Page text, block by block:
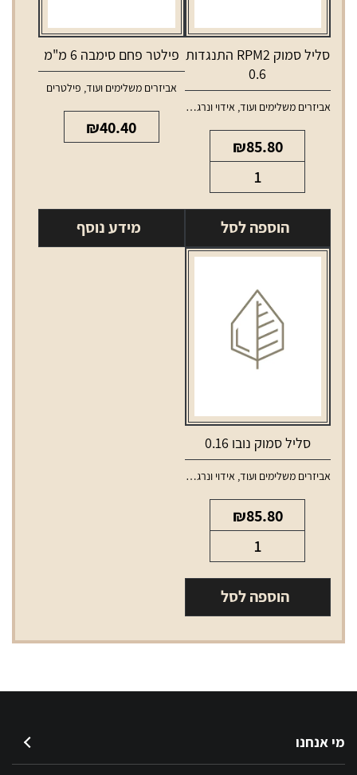
סליל סמוק RPM2 התנגדות
0.6
אביזרים משלימים ועוד, אידוי ונרגילות
₪85.80
של
סליל
סמוק
RPM2
הוספה לסל
פילטר פחם סימבה 6 מ"מ
אביזרים משלימים ועוד, פילטרים
₪40.40
מידע נוסף
סליל סמוק נובו 0.16
אביזרים משלימים ועוד, אידוי ונרגילות
₪85.80
של
סליל
סמוק
הוספה לסל
מי אנחנו